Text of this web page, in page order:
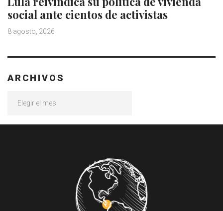
social ante cientos de activistas
8 agosto, 2026
ARCHIVOS